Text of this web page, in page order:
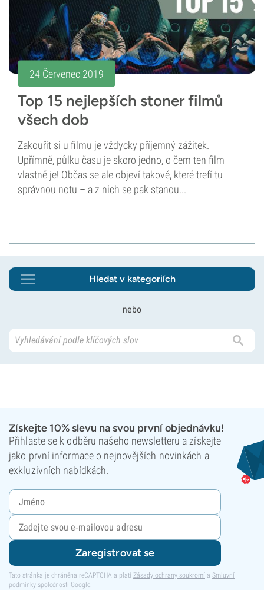
24 Červenec 2019
Top 15 nejlepších stoner filmů
všech dob
Zakouřit si u filmu je vždycky příjemný zážitek.
Upřímně, půlku času je skoro jedno, o čem ten film
vlastně je! Občas se ale objeví takové, které trefí tu
správnou notu – a z nich se pak stanou...
Hledat v kategoriích
nebo
Získejte 10% slevu na svou první objednávku!
Přihlaste se k odběru našeho newsletteru a získejte
jako první informace o nejnovějších novinkách a
exkluzivních nabídkách.
Zaregistrovat se
Tato stránka je chráněna reCAPTCHA a platí Zásady ochrany soukromí a Smluvní
podmínky společnosti Google.